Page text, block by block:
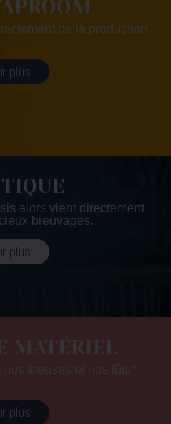
de la production
plus
alors vient directement
breuvages.
plus
MATÉRIEL
tireuses et nos fûts*
plus